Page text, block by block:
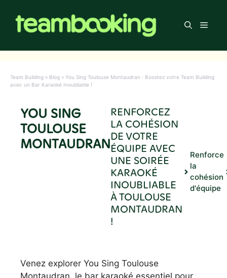
contenu
Menu
Team Building » Blog » You Sing Toulouse Montaudran : Boostez votre Team Building
avec un Bar Karaoké Inoubliable !
YOU SING
TOULOUSE
MONTAUDRAN
RENFORCEZ
LA COHÉSION
DE VOTRE
ÉQUIPE AVEC
UNE SOIRÉE
KARAOKÉ
INOUBLIABLE
À TOULOUSE
MONTAUDRAN
!
Renforce
la
cohésion
d'équipe
Venez explorer You Sing Toulouse
Montaudran, le bar karaoké essentiel pour